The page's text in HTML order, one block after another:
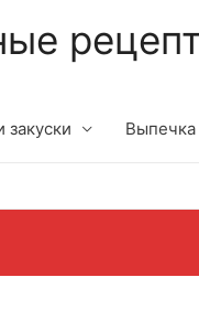
закуски Выпечка